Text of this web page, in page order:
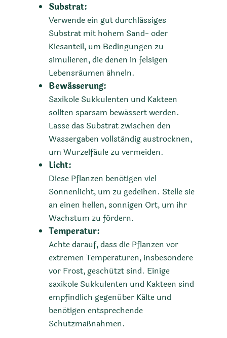
Substrat:
Verwende ein gut durchlässiges
Substrat mit hohem Sand- oder
Kiesanteil, um Bedingungen zu
simulieren, die denen in felsigen
Lebensräumen ähneln.
Bewässerung:
Saxikole Sukkulenten und Kakteen
sollten sparsam bewässert werden.
Lasse das Substrat zwischen den
Wassergaben vollständig austrocknen,
um Wurzelfäule zu vermeiden.
Licht:
Diese Pflanzen benötigen viel
Sonnenlicht, um zu gedeihen. Stelle sie
an einen hellen, sonnigen Ort, um ihr
Wachstum zu fördern.
Temperatur:
Achte darauf, dass die Pflanzen vor
extremen Temperaturen, insbesondere
vor Frost, geschützt sind. Einige
saxikole Sukkulenten und Kakteen sind
empfindlich gegenüber Kälte und
benötigen entsprechende
Schutzmaßnahmen.